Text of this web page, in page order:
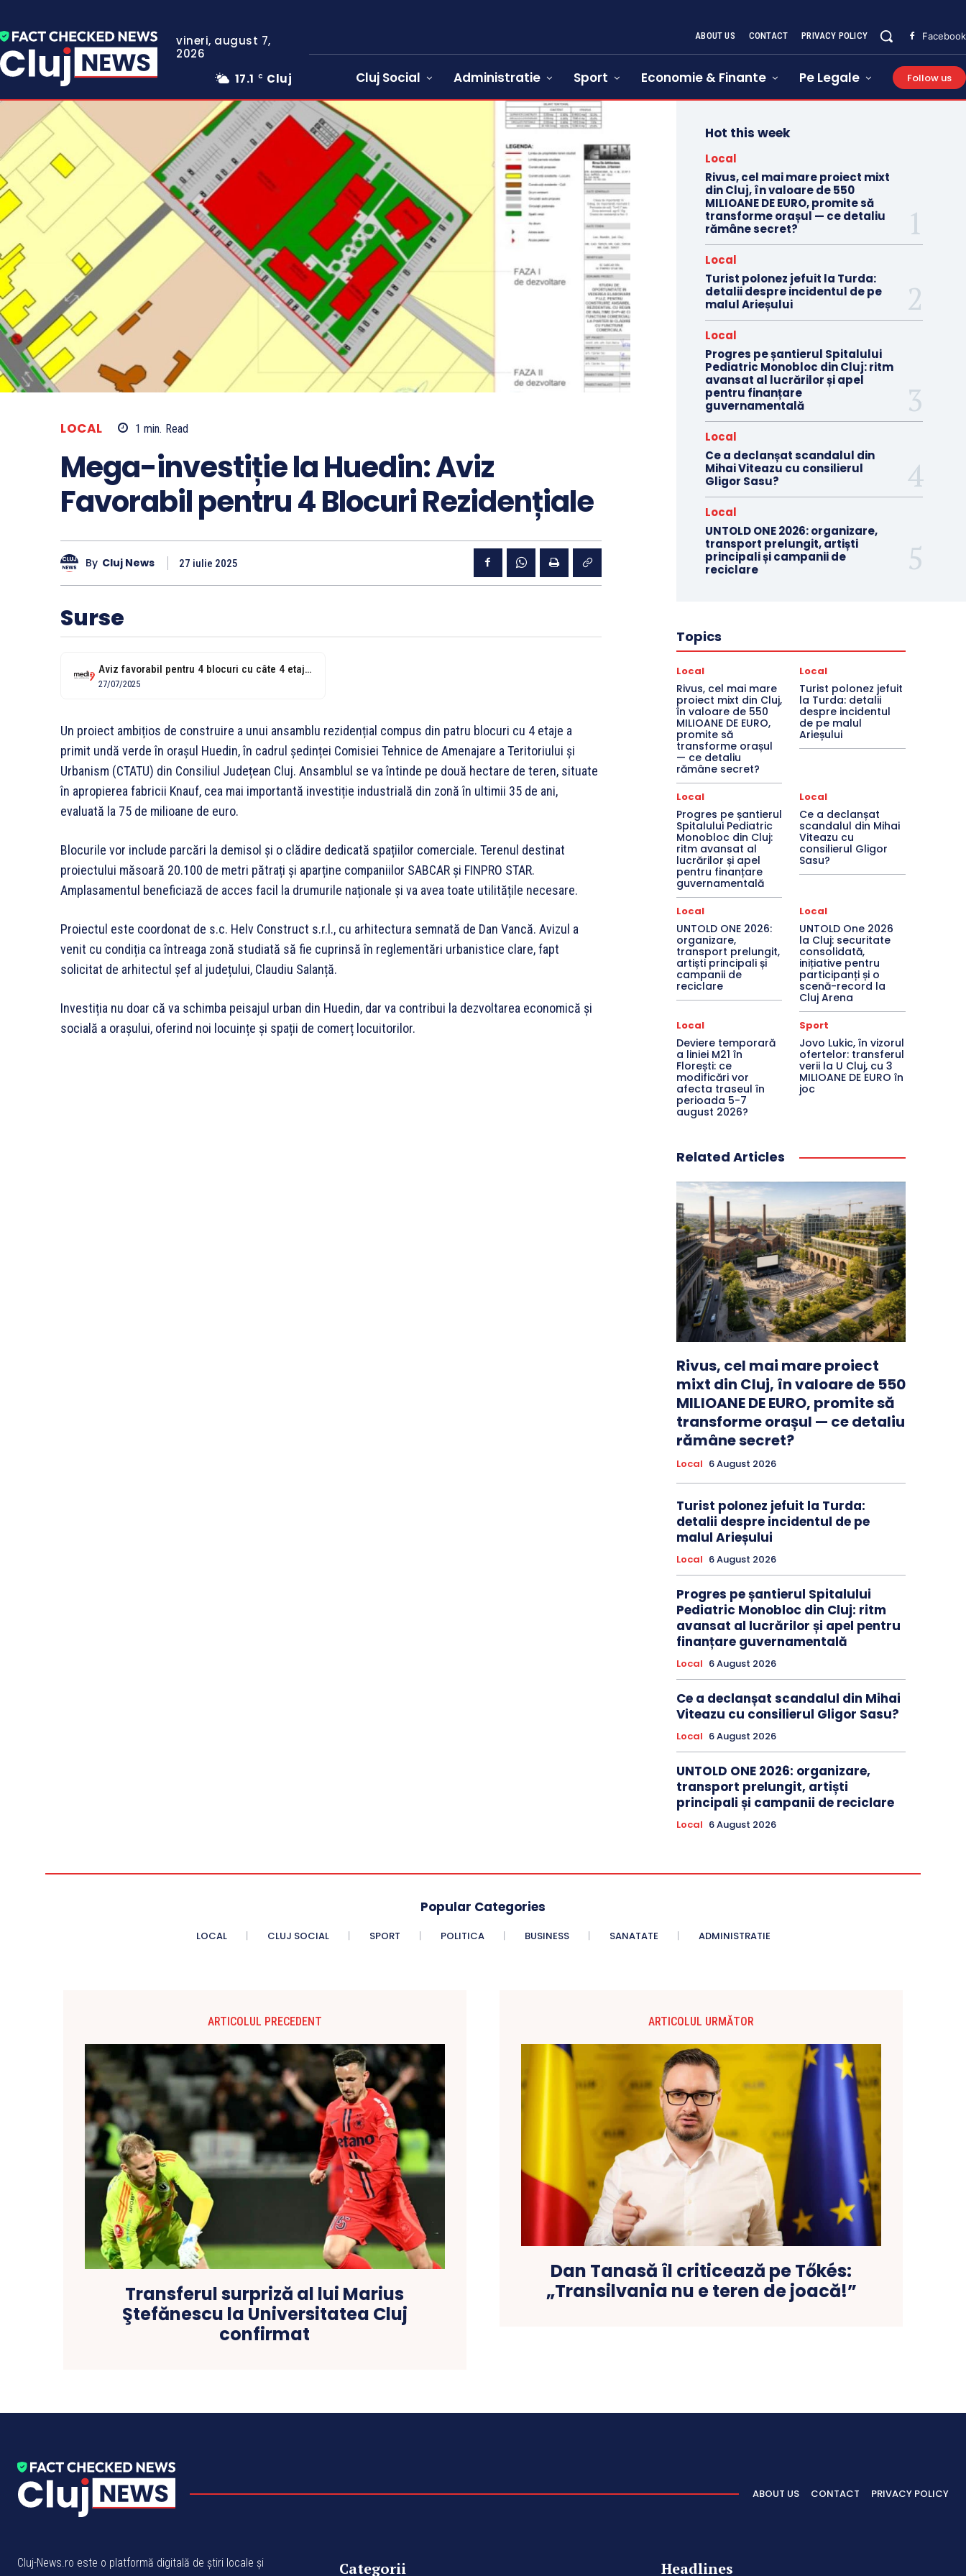
vineri, august 7,
2026
17.1
C Cluj
ABOUT US CONTACT PRIVACY POLICY Facebook
Cluj Social Administratie Sport Economie & Finante Pe Legale Follow us
LOCAL 1 min. Read
Mega-investiție la Huedin: Aviz
Favorabil pentru 4 Blocuri Rezidențiale
By Cluj News 27 iulie 2025
Surse
Aviz favorabil pentru 4 blocuri cu câte 4 etaje, întinse pe două...
27/07/2025
Un proiect ambițios de construire a unui ansamblu rezidențial compus din patru blocuri cu 4 etaje a
primit undă verde în orașul Huedin, în cadrul ședinței Comisiei Tehnice de Amenajare a Teritoriului și
Urbanism (CTATU) din Consiliul Județean Cluj. Ansamblul se va întinde pe două hectare de teren, situate
în apropierea fabricii Knauf, cea mai importantă investiție industrială din zonă în ultimii 35 de ani,
evaluată la 75 de milioane de euro.
Blocurile vor include parcări la demisol și o clădire dedicată spațiilor comerciale. Terenul destinat
proiectului măsoară 20.100 de metri pătrați și aparține companiilor SABCAR și FINPRO STAR.
Amplasamentul beneficiază de acces facil la drumurile naționale și va avea toate utilitățile necesare.
Proiectul este coordonat de s.c. Helv Construct s.r.l., cu arhitectura semnată de Dan Vancă. Avizul a
venit cu condiția ca întreaga zonă studiată să fie cuprinsă în reglementări urbanistice clare, fapt
solicitat de arhitectul șef al județului, Claudiu Salanță.
Investiția nu doar că va schimba peisajul urban din Huedin, dar va contribui la dezvoltarea economică și
socială a orașului, oferind noi locuințe și spații de comerț locuitorilor.
Hot this week
Local
Rivus, cel mai mare proiect mixt
din Cluj, în valoare de 550
MILIOANE DE EURO, promite să
transforme orașul — ce detaliu
rămâne secret?
Local
Turist polonez jefuit la Turda:
detalii despre incidentul de pe
malul Arieșului
Local
Progres pe șantierul Spitalului
Pediatric Monobloc din Cluj: ritm
avansat al lucrărilor și apel
pentru finanțare
guvernamentală
Local
Ce a declanșat scandalul din
Mihai Viteazu cu consilierul
Gligor Sasu?
Local
UNTOLD ONE 2026: organizare,
transport prelungit, artiști
principali și campanii de
reciclare
Topics
Local
Rivus, cel mai mare
proiect mixt din Cluj,
în valoare de 550
MILIOANE DE EURO,
promite să
transforme orașul
— ce detaliu
rămâne secret?
Local
Turist polonez jefuit
la Turda: detalii
despre incidentul
de pe malul
Arieșului
Local
Progres pe șantierul
Spitalului Pediatric
Monobloc din Cluj:
ritm avansat al
lucrărilor și apel
pentru finanțare
guvernamentală
Local
Ce a declanșat
scandalul din Mihai
Viteazu cu
consilierul Gligor
Sasu?
Local
UNTOLD ONE 2026:
organizare,
transport prelungit,
artiști principali și
campanii de
reciclare
Local
UNTOLD One 2026
la Cluj: securitate
consolidată,
inițiative pentru
participanți și o
scenă-record la
Cluj Arena
Local
Deviere temporară
a liniei M21 în
Florești: ce
modificări vor
afecta traseul în
perioada 5-7
august 2026?
Sport
Jovo Lukic, în vizorul
ofertelor: transferul
verii la U Cluj, cu 3
MILIOANE DE EURO în
joc
Related Articles
Rivus, cel mai mare proiect
mixt din Cluj, în valoare de 550
MILIOANE DE EURO, promite să
transforme orașul — ce detaliu
rămâne secret?
Local 6 August 2026
Turist polonez jefuit la Turda:
detalii despre incidentul de pe
malul Arieșului
Local 6 August 2026
Progres pe șantierul Spitalului
Pediatric Monobloc din Cluj: ritm
avansat al lucrărilor și apel pentru
finanțare guvernamentală
Local 6 August 2026
Ce a declanșat scandalul din Mihai
Viteazu cu consilierul Gligor Sasu?
Local 6 August 2026
UNTOLD ONE 2026: organizare,
transport prelungit, artiști
principali și campanii de reciclare
Local 6 August 2026
Popular Categories
LOCAL CLUJ SOCIAL SPORT POLITICA BUSINESS SANATATE ADMINISTRATIE
ARTICOLUL PRECEDENT
Transferul surpriză al lui Marius
Ştefănescu la Universitatea Cluj
confirmat
ARTICOLUL URMĂTOR
Dan Tanasă îl criticează pe Tőkés:
„Transilvania nu e teren de joacă!”
ABOUT US CONTACT PRIVACY POLICY
Cluj-News.ro este o platformă digitală de știri locale și
Categorii Headlines